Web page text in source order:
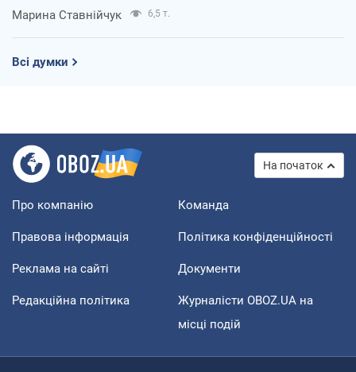
Марина Ставнійчук 6,5 т.
Всі думки
На початок
Про компанію Команда
Правова інформація Політика конфіденційності
Реклама на сайті Документи
Редакційна політика
Журналісти OBOZ.UA на
місці подій